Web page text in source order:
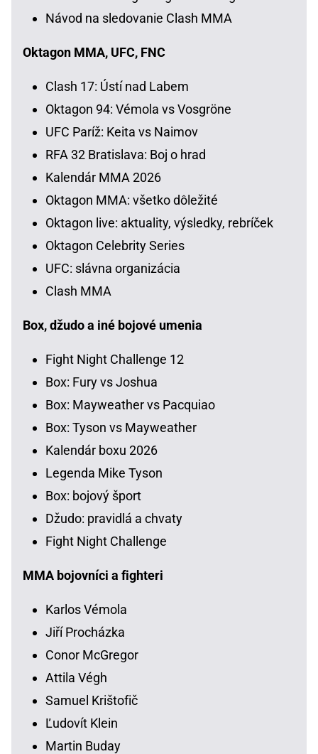
Návod na sledovanie Clash MMA
Oktagon MMA, UFC, FNC
Clash 17: Ústí nad Labem
Oktagon 94: Vémola vs Vosgröne
UFC Paríž: Keita vs Naimov
RFA 32 Bratislava: Boj o hrad
Kalendár MMA 2026
Oktagon MMA: všetko dôležité
Oktagon live: aktuality, výsledky, rebríček
Oktagon Celebrity Series
UFC: slávna organizácia
Clash MMA
Box, džudo a iné bojové umenia
Fight Night Challenge 12
Box: Fury vs Joshua
Box: Mayweather vs Pacquiao
Box: Tyson vs Mayweather
Kalendár boxu 2026
Legenda Mike Tyson
Box: bojový šport
Džudo: pravidlá a chvaty
Fight Night Challenge
MMA bojovníci a fighteri
Karlos Vémola
Jiří Procházka
Conor McGregor
Attila Végh
Samuel Krištofič
Ľudovít Klein
Martin Buday